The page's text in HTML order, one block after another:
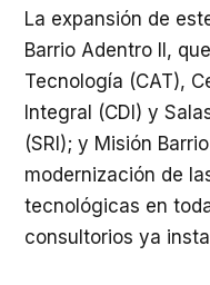
La expansión de
Barrio Adentro II,
Tecnología (CAT),
Integral (CDI) y
(SRI); y Misión
modernización de
tecnológicas en
consultorios ya